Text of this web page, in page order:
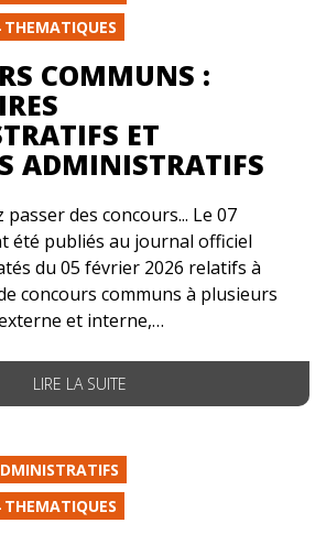
THEMATIQUES
COMMUNS :
ET
ADMINISTRATIFS
des concours... Le 07
été publiés au journal officiel
du 05 février 2026 relatifs à
concours communs à plusieurs
et interne,…
LIRE LA SUITE
THEMATIQUES